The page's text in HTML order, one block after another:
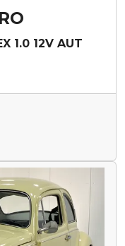
1.0 12V AUT